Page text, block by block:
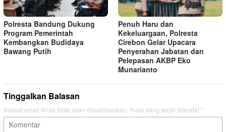
Polresta Bandung Dukung
Program Pemerintah
Kembangkan Budidaya
Bawang Putih
Penuh Haru dan
Kekeluargaan, Polresta
Cirebon Gelar Upacara
Penyerahan Jabatan dan
Pelepasan AKBP Eko
Munarianto
Tinggalkan Balasan
Alamat email Anda tidak akan dipublikasikan. Ruas yang wajib ditandai *